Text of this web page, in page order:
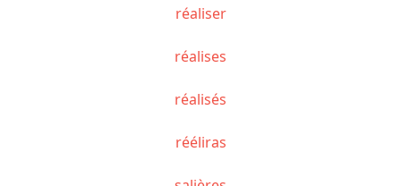
réaliser
réalises
réalisés
rééliras